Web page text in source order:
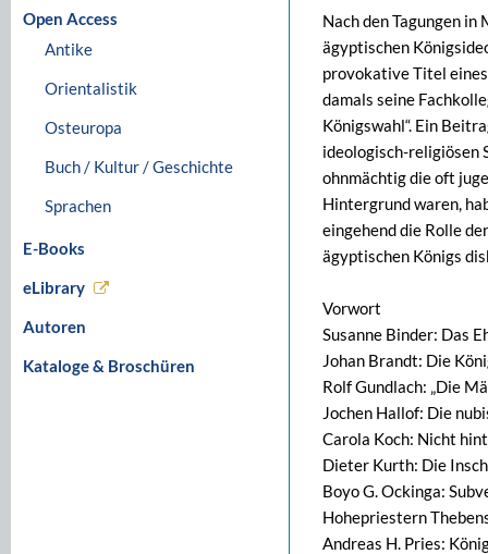
Open Access
Antike
Orientalistik
Osteuropa
Buch / Kultur / Geschichte
Sprachen
E-Books
eLibrary
Autoren
Kataloge & Broschüren
Nach den Tagungen in
ägyptischen
provokative Titel
damals seine
Königswahl“. Ein
ideologisch-religiösen
ohnmächtig die oft
Hintergrund waren,
eingehend die Rolle
ägyptischen Königs
Vorwort
Susanne Binder: Das
Johan Brandt: Die
Rolf Gundlach: „Die
Jochen Hallof: Die
Carola Koch: Nicht
Dieter Kurth: Die
Boyo G. Ockinga:
Hohepriestern
Andreas H. Pries: